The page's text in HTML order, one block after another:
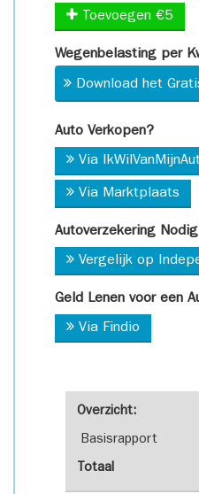
Overzicht:
Basisrapport
Totaal
Toevoegen €5
Wegenbelasting per
Download het
Auto Verkopen?
Via
Via Marktplaats
Autoverzekering
Vergelijk op
Geld Lenen voor een
Via Findio